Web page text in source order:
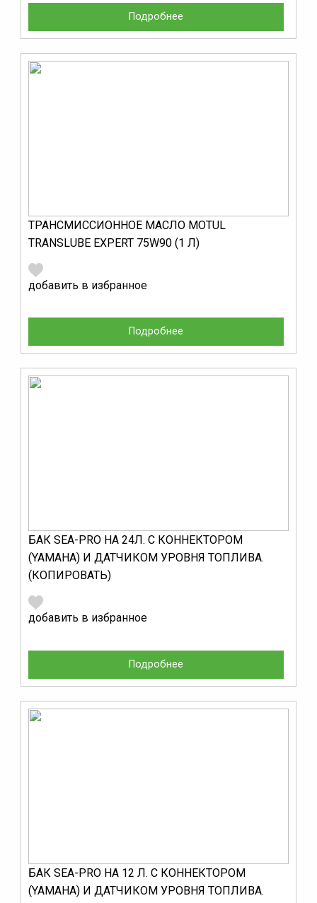
Подробнее
ТРАНСМИССИОННОЕ МАСЛО MOTUL
TRANSLUBE EXPERT 75W90 (1 Л)
Подробнее
добавить в избранное
БАК SEA-PRO НА 24Л. С КОННЕКТОРОМ
(YAMAHA) И ДАТЧИКОМ УРОВНЯ ТОПЛИВА.
(КОПИРОВАТЬ)
Подробнее
добавить в избранное
БАК SEA-PRO НА 12 Л. С КОННЕКТОРОМ
(YAMAHA) И ДАТЧИКОМ УРОВНЯ ТОПЛИВА.